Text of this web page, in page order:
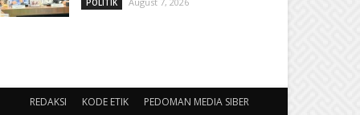
POLITIK
REDAKSI KODE ETIK PEDOMAN MEDIA SIBER